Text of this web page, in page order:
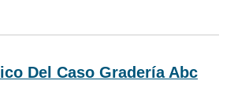
Del Caso Gradería Abc